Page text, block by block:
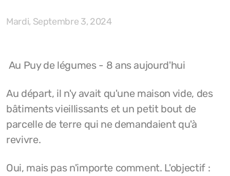
Mardi, Septembre 3, 2024
Au Puy de légumes - 8 ans aujourd'hui
Au départ, il n'y avait qu'une maison vide, des
bâtiments vieillissants et un petit bout de
parcelle de terre qui ne demandaient qu'à
revivre.
Oui, mais pas n'importe comment. L'objectif :